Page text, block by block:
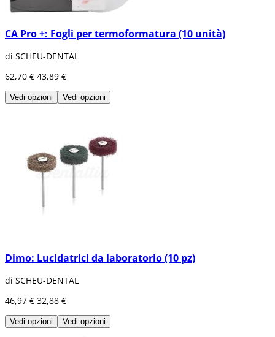
CA Pro +: Fogli per termoformatura (10 unità)
di SCHEU-DENTAL
62,70 € 43,89 €
Vedi opzioni Vedi opzioni
Dimo: Lucidatrici da laboratorio (10 pz)
di SCHEU-DENTAL
46,97 € 32,88 €
Vedi opzioni Vedi opzioni